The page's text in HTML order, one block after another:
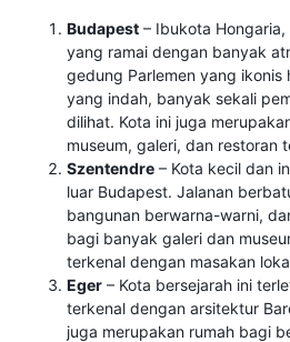
Budapest – Ibukota
yang ramai dengan banyak
gedung Parlemen yang ikonis
yang indah, banyak sekali
dilihat. Kota ini juga
museum, galeri, dan restoran
Szentendre – Kota kecil dan
luar Budapest. Jalanan
bangunan berwarna-warni,
bagi banyak galeri dan
terkenal dengan masakan
Eger – Kota bersejarah ini
terkenal dengan arsitektur
juga merupakan rumah bagi